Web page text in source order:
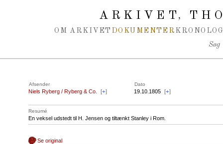
ARKIVET,
OM ARKIVET DOKUMENTER
Søg
Afsender Dato
Niels Ryberg / Ryberg & Co. [+] 19.10.1805 [+]
Resumé
En veksel udstedt til H. Jensen og tiltænkt Stanley i Rom.
Se original